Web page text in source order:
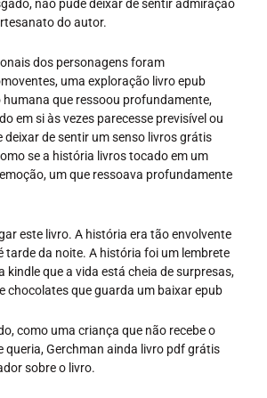
não pude deixar de sentir admiração
do autor.
dos personagens foram
uma exploração livro epub
que ressoou profundamente,
em si às vezes parecesse previsível ou
de sentir um senso livros grátis
se a história livros tocado em um
um que ressoava profundamente
este livro. A história era tão envolvente
tarde da noite. A história foi um lembrete
kindle que a vida está cheia de surpresas,
chocolates que guarda um baixar epub
como uma criança que não recebe o
queria, Gerchman ainda livro pdf grátis
sobre o livro.